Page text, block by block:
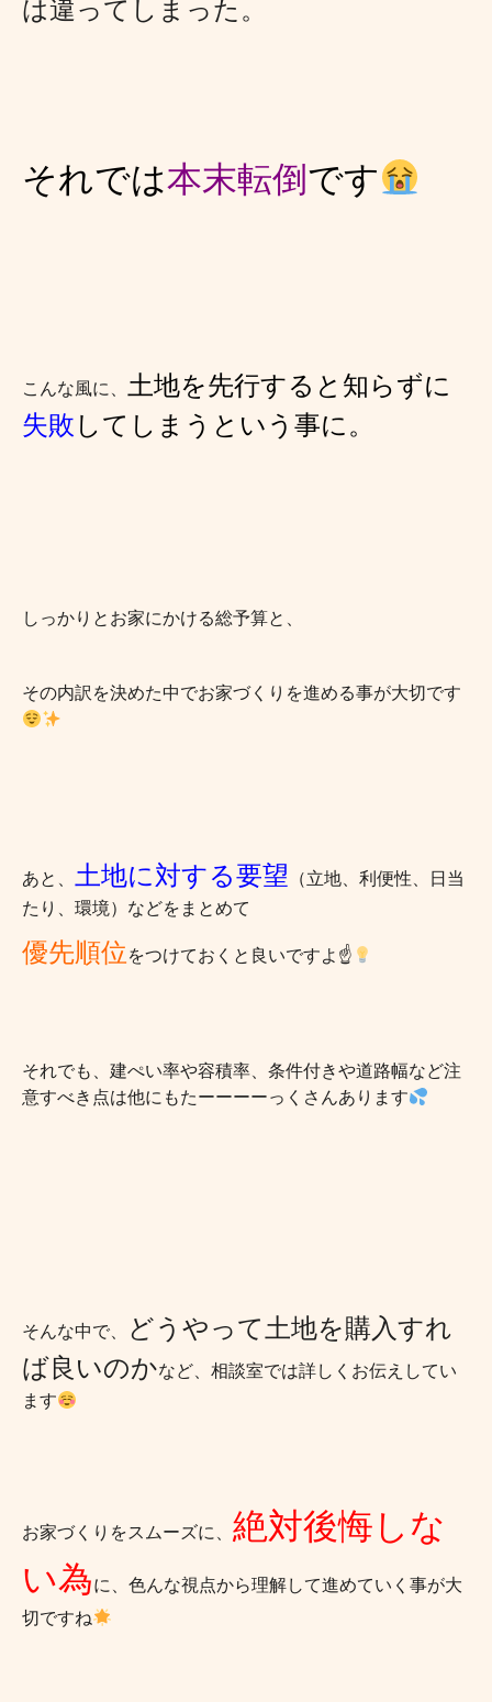
は違ってしまった。
それでは本末転倒 です
こんな風に、
土地を先行すると知らずに
失敗 してしまうという事に。
しっかりとお家にかける総予算と、
その内訳を決めた中でお家づくりを進める事が大切です
あと、 土地に対する要望
（立地、利便性、日当
たり、環境）などをまとめて
優先順位 をつけておくと良いですよ ☝
それでも、建ぺい率や容積率、条件付きや道路幅など注
意すべき点は他にもたーーーーっくさんあります
そんな中で、
どうやって土地を購入すれ
ば良いのかなど、相談室では詳しくお伝えしてい
ます
お家づくりをスムーズに、 絶対後悔しな
い為に、色んな視点から理解して進めていく事が大
切ですね